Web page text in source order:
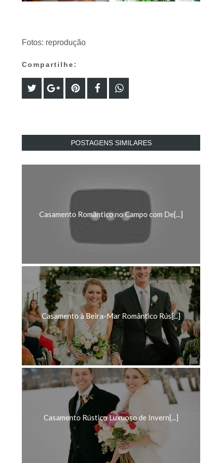
POSTAGENS SIMILARES
Casamento à Beira-Mar Romântico Rús[...]
Casamento Rústico Luxuoso de Invern[...]